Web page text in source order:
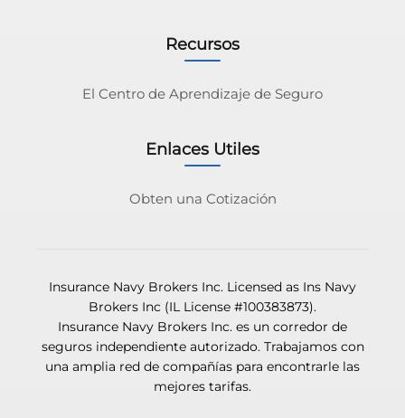
Recursos
El Centro de Aprendizaje de Seguro
Enlaces Utiles
Obten una Cotización
Insurance Navy Brokers Inc. Licensed as Ins Navy
Brokers Inc (IL License #100383873).
Insurance Navy Brokers Inc. es un corredor de
seguros independiente autorizado. Trabajamos con
una amplia red de compañías para encontrarle las
mejores tarifas.